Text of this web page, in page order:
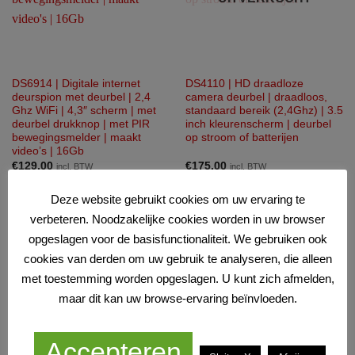
DS6914 | Digitale internet
deurspion met deurbel | 2,4
Ghz WiFi | 4,3″ scherm | met
deurbel drukknop | met PIR
bewegingsmelder | maakt
video’s | 16Gb
€129,00 incl. BTW
DS4110 | HD draadloze
camera deurbel | draadloos,
standaard bereik (2,4Ghz) | 3.5
inch kleurenscherm | deurbel
op stroom of batterijen
€175,00 incl. BTW
Deze website gebruikt cookies om uw ervaring te
verbeteren. Noodzakelijke cookies worden in uw browser
opgeslagen voor de basisfunctionaliteit. We gebruiken ook
cookies van derden om uw gebruik te analyseren, die alleen
met toestemming worden opgeslagen. U kunt zich afmelden,
maar dit kan uw browse-ervaring beïnvloeden.